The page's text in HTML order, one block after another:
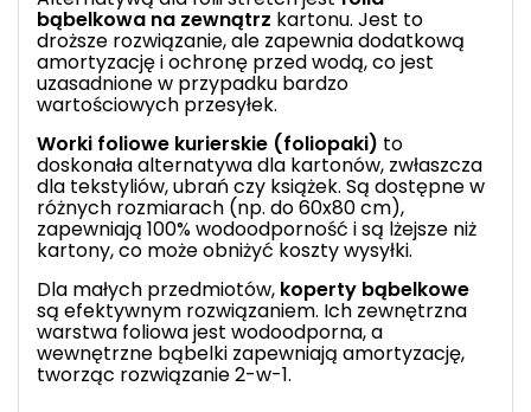
bąbelkowa na zewnątrz kartonu. Jest to
droższe rozwiązanie, ale zapewnia dodatkową
amortyzację i ochronę przed wodą, co jest
uzasadnione w przypadku bardzo
wartościowych przesyłek.
Worki foliowe kurierskie (foliopaki) to
doskonała alternatywa dla kartonów, zwłaszcza
dla tekstyliów, ubrań czy książek. Są dostępne w
różnych rozmiarach (np. do 60x80 cm),
zapewniają 100% wodoodporność i są lżejsze niż
kartony, co może obniżyć koszty wysyłki.
Dla małych przedmiotów, koperty bąbelkowe
są efektywnym rozwiązaniem. Ich zewnętrzna
warstwa foliowa jest wodoodporna, a
wewnętrzne bąbelki zapewniają amortyzację,
tworząc rozwiązanie 2-w-1.